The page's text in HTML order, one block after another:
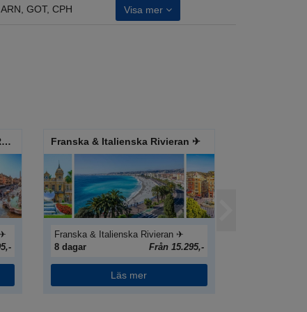
GOT, CPH Visa mer
Sorrentohalvön med Capri & Rom ✈ Franska & Italienska Rivieran ✈
Franska & Italienska Rivieran ✈
8 dagar
Från 15.295,-
Läs mer